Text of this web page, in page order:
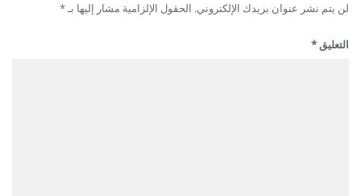
لن يتم نشر عنوان بريدك الإلكتروني. الحقول الإلزامية مشار إليها بـ*
التعليق*